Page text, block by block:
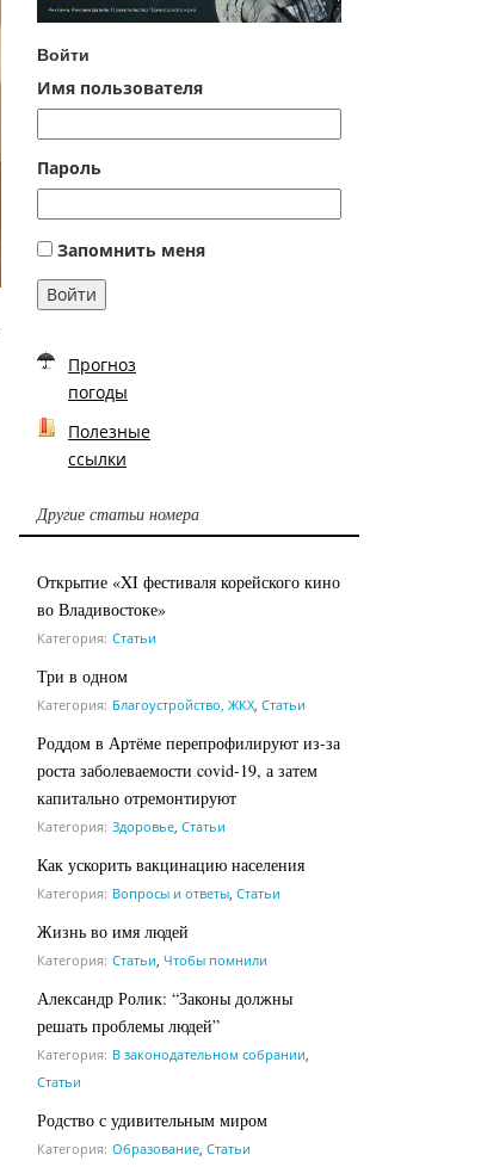
Войти
Имя пользователя
Пароль
Запомнить меня
Войти
Прогноз
погоды
Полезные
ссылки
Другие статьи номера
Открытие «XI фестиваля корейского кино
во Владивостоке»
Категория: Статьи
Три в одном
Категория: Благоустройство, ЖКХ Статьи
Роддом в Артёме перепрофилируют из-за
роста заболеваемости covid-19, а затем
капитально отремонтируют
Категория: Здоровье Статьи
Как ускорить вакцинацию населения
Категория: Вопросы и ответы Статьи
Жизнь во имя людей
Категория: Статьи Чтобы помнили
Александр Ролик: “Законы должны
решать проблемы людей”
Категория: В законодательном собрании
Статьи
Родство с удивительным миром
Категория: Образование Статьи